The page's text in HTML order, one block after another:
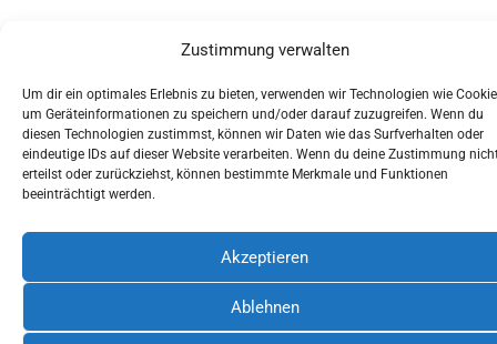
Zustimmung verwalten
Um dir ein optimales Erlebnis zu bieten, verwenden wir Technologien wie
um Geräteinformationen zu speichern und/oder darauf zuzugreifen. Wenn du
diesen Technologien zustimmst, können wir Daten wie das Surfverhalten oder
eindeutige IDs auf dieser Website verarbeiten. Wenn du deine Zustimmung
erteilst oder zurückziehst, können bestimmte Merkmale und Funktionen
beeinträchtigt werden.
Akzeptieren
Ablehnen